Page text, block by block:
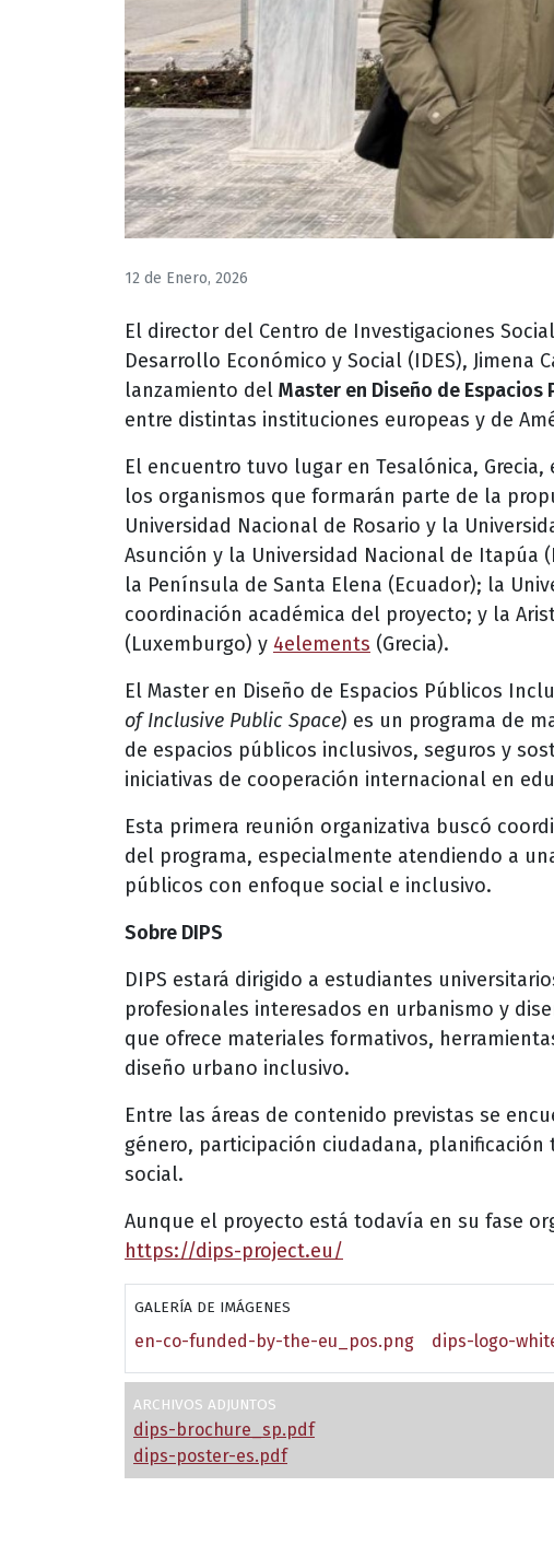
12 de Enero, 2026
El director del Centro de Investigaciones
Desarrollo Económico y Social (IDES),
lanzamiento del Master en Diseño de Espacios
entre distintas instituciones europeas y de
El encuentro tuvo lugar en Tesalónica,
los organismos que formarán parte de la
Universidad Nacional de Rosario y la
Asunción y la Universidad Nacional de Itapúa
la Península de Santa Elena (Ecuador); la
coordinación académica del proyecto; y la
(Luxemburgo) y 4elements (Grecia).
El Master en Diseño de Espacios Públicos
of Inclusive Public Space) es un programa de
de espacios públicos inclusivos, seguros y
iniciativas de cooperación internacional en
Esta primera reunión organizativa buscó
del programa, especialmente atendiendo a
públicos con enfoque social e inclusivo.
Sobre DIPS
DIPS estará dirigido a estudiantes
profesionales interesados en urbanismo y
que ofrece materiales formativos,
diseño urbano inclusivo.
Entre las áreas de contenido previstas se
género, participación ciudadana,
social.
Aunque el proyecto está todavía en su fase
https://dips-project.eu/
GALERÍA DE IMÁGENES
en-co-funded-by-the-eu_pos.png dips-logo-
ARCHIVOS ADJUNTOS
dips-brochure_sp.pdf
dips-poster-es.pdf